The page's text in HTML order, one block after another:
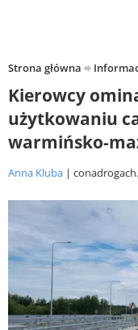
Strona główna
Kierowcy
użytkowaniu
warmińsko-
Anna Kluba